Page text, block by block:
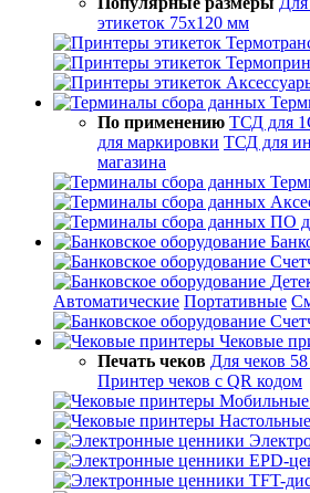
этикеток 75х120 мм
По применению ТСД для
для маркировки ТСД для
магазина
ПО
Автоматические Портативные
Чековые
Печать чеков Для чеков
Принтер чеков с QR кодом
EPD-
TFT-